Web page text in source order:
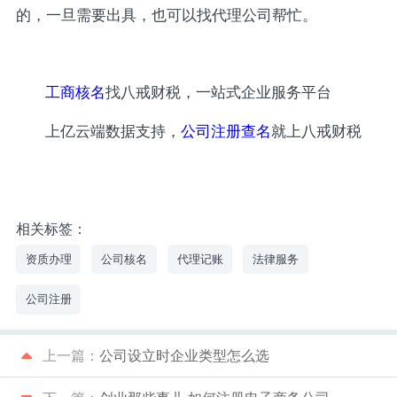
的，一旦需要出具，也可以找代理公司帮忙。
工商核名找八戒财税，一站式企业服务平台
上亿云端数据支持，公司注册查名就上八戒财税
相关标签：
资质办理 公司核名 代理记账 法律服务
公司注册
上一篇： 公司设立时企业类型怎么选